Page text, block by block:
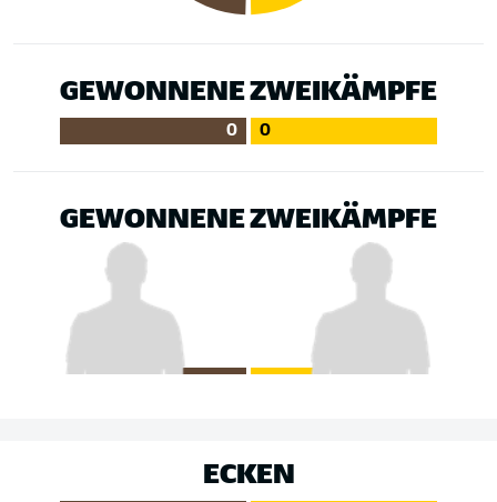
GEWONNENE ZWEIKÄMPFE
0 0
GEWONNENE ZWEIKÄMPFE
ECKEN